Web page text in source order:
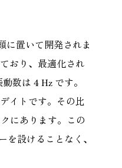
に置いて開発されま
おり、最適化され
数は 4 Hz です。
イトです。その比
にあります。この
設けることなく、